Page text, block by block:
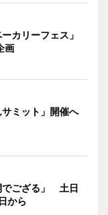
カリーフェス」
画
ミット」開催へ
でござる」 土日
から